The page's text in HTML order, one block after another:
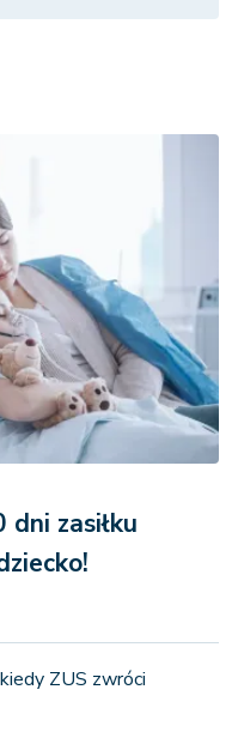
zasiłku
ZUS zwróci